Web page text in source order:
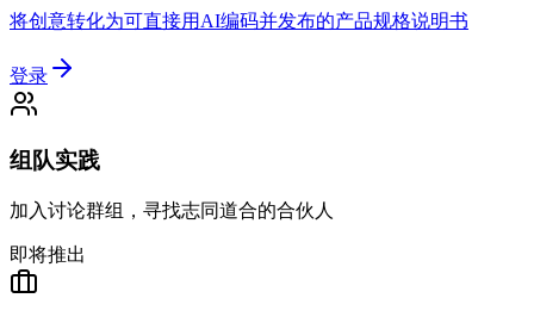
将创意转化为可直接用AI编码并发布的产品规格说明书
登录
组队实践
加入讨论群组，寻找志同道合的合伙人
即将推出